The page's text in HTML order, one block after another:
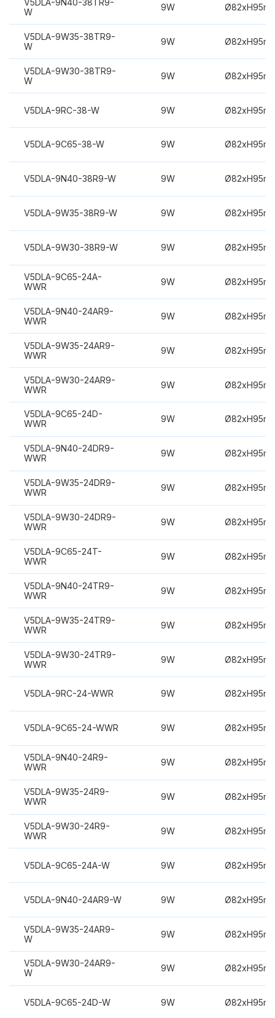
V5DLA-9N40-38TR9-
W
9W
V5DLA-9W35-38TR9-
W
9W
V5DLA-9W30-38TR9-
W
9W
V5DLA-9RC-38-W 9W
V5DLA-9C65-38-W 9W
V5DLA-9N40-38R9-W 9W
V5DLA-9W35-38R9-W 9W
V5DLA-9W30-38R9-W 9W
V5DLA-9C65-24A-
WWR
9W
V5DLA-9N40-24AR9-
WWR
9W
V5DLA-9W35-24AR9-
WWR
9W
V5DLA-9W30-24AR9-
WWR
9W
V5DLA-9C65-24D-
WWR
9W
V5DLA-9N40-24DR9-
WWR
9W
V5DLA-9W35-24DR9-
WWR
9W
V5DLA-9W30-24DR9-
WWR
9W
V5DLA-9C65-24T-
WWR
9W
V5DLA-9N40-24TR9-
WWR
9W
V5DLA-9W35-24TR9-
WWR
9W
V5DLA-9W30-24TR9-
WWR
9W
V5DLA-9RC-24-WWR 9W
V5DLA-9C65-24-WWR 9W
V5DLA-9N40-24R9-
WWR
9W
V5DLA-9W35-24R9-
WWR
9W
V5DLA-9W30-24R9-
WWR
9W
V5DLA-9C65-24A-W 9W
V5DLA-9N40-24AR9-W 9W
V5DLA-9W35-24AR9-
W
9W
V5DLA-9W30-24AR9-
W
9W
V5DLA-9C65-24D-W 9W